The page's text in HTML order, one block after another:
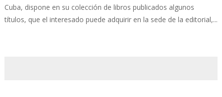
Cuba, dispone en su colección de libros publicados algunos
títulos, que el interesado puede adquirir en la sede de la editorial,...